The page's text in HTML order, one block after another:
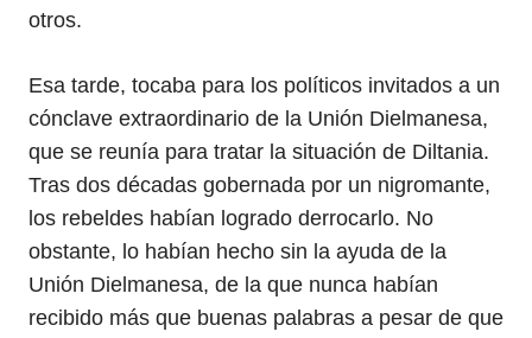
otros.
Esa tarde, tocaba para los políticos invitados a un
cónclave extraordinario de la Unión Dielmanesa,
que se reunía para tratar la situación de Diltania.
Tras dos décadas gobernada por un nigromante,
los rebeldes habían logrado derrocarlo. No
obstante, lo habían hecho sin la ayuda de la
Unión Dielmanesa, de la que nunca habían
recibido más que buenas palabras a pesar de que